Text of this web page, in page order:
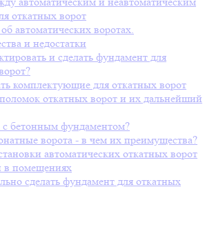
откатных ворот
автоматических воротах.
и недостатки
и сделать фундамент для
комплектующие для откатных ворот
откатных ворот и их дальнейший
с бетонным фундаментом?
ворота - в чем их преимущества?
автоматических откатных ворот
в помещениях
сделать фундамент для откатных